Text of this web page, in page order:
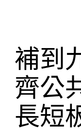
補到
齊公
長短